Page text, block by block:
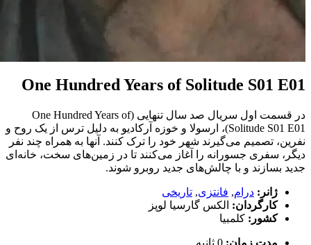
One Hundred Years of Solitude S01 E01
در قسمت اول سریال صد سال تنهایی (One Hundred Years of
Solitude S01 E01)، ارسولا و خوزه آرکادیو به دلیل ترس از یک روح و
نفرین، تصمیم می‌گیرند شهر خود را ترک کنند. آنها به همراه چند نفر
دیگر، سفری جسورانه را آغاز می‌کنند تا در زمین‌های سخت، خانه‌ای
جدید بسازند و با چالش‌های جدید روبرو شوند.
ژانر: درام, فانتزی, تاریخی
کارگردان: الکس گارسیا لوپز
کشور: کلمبیا
مدت زمان: 0 ثانیه